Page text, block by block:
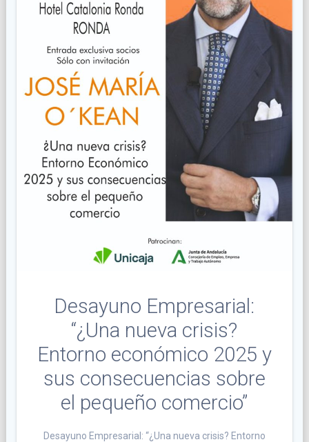
Desayuno Empresarial:
“¿Una nueva crisis?
Entorno económico 2025 y
sus consecuencias sobre
el pequeño comercio”
Desayuno Empresarial: “¿Una nueva crisis? Entorno